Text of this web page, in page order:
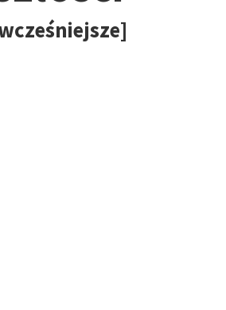
bohaterów
Wolnych Lektur